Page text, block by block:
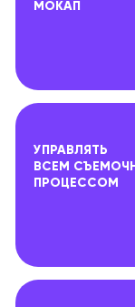
МОКАП
УПРАВЛЯТЬ
ВСЕМ
ПРОЦЕССОМ